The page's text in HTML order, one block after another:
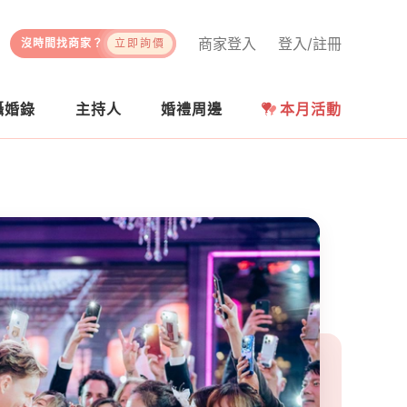
登入/註冊
商家登入
沒時間找商家？ 立即詢價
婚錄 主持人 婚禮周邊 本月活動